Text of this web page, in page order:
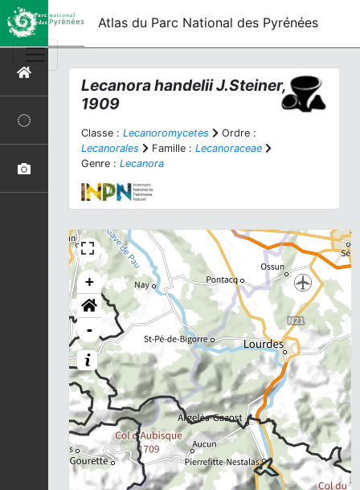
Atlas du Parc National des Pyrénées
Lecanora handeliiJ.Steiner,
1909
Classe : Lecanoromycetes
Ordre :
Lecanorales
Famille : Lecanoraceae
Genre : Lecanora
+
-